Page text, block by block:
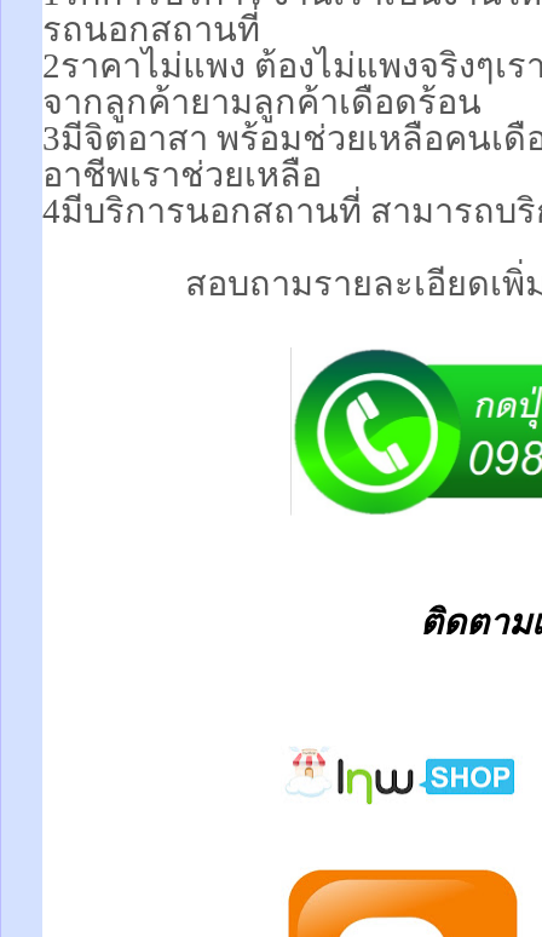
รถนอกสถานที่
2ราคาไม่แพง ต้องไม่แพงจริงๆเ
จากลูกค้ายามลูกค้าเดือดร้อน
3มีจิตอาสา พร้อมช่วยเหลือคนเ
อาชีพเราช่วยเหลือ
4มีบริการนอกสถานที่ สามารถบ
สอบถามรายละเอียดเพิ่
ติดตาม